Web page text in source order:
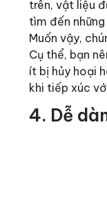
trên, vật liệu
tìm đến
Muốn vậy,
Cụ thể, bạn
ít bị hủy hoại
khi tiếp xúc
4. Dễ